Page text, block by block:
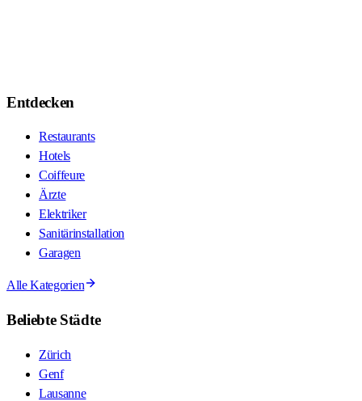
Entdecken
Restaurants
Hotels
Coiffeure
Ärzte
Elektriker
Sanitärinstallation
Garagen
Alle Kategorien
Beliebte Städte
Zürich
Genf
Lausanne